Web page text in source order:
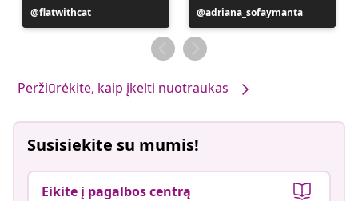
Įrašą
paskelbė
flatwithcat
Įrašą
paskelbė
adriana_sofaymanta
Peržiūrėkite, kaip įkelti nuotraukas
Susisiekite su mumis!
Eikite į pagalbos centrą